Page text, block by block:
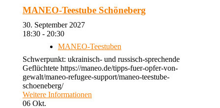
MANEO-Teestube Schöneberg
30. September 2027
18:30 - 20:30
MANEO-Teestuben
Schwerpunkt: ukrainisch- und russisch-sprechende
Geflüchtete https://maneo.de/tipps-fuer-opfer-von-
gewalt/maneo-refugee-support/maneo-teestube-
schoeneberg/
Weitere Informationen
06 Okt.